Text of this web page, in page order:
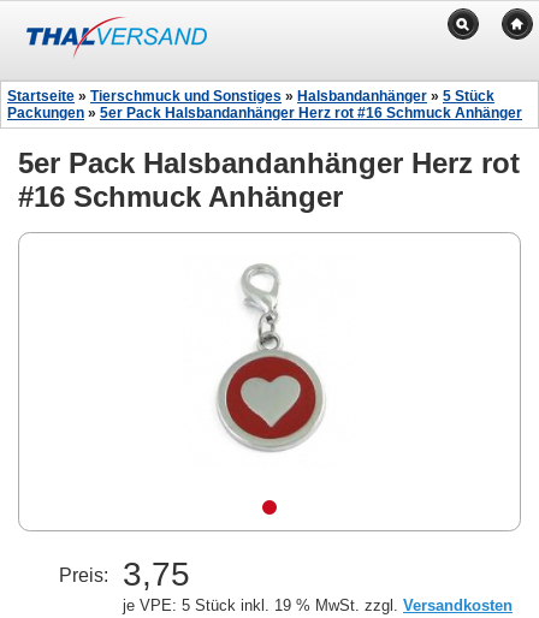
Startseite » Tierschmuck und Sonstiges » Halsbandanhänger » 5 Stück
Packungen » 5er Pack Halsbandanhänger Herz rot #16 Schmuck Anhänger
5er Pack Halsbandanhänger Herz rot
#16 Schmuck Anhänger
Preis: 3,75
je VPE: 5 Stück inkl. 19 % MwSt. zzgl. Versandkosten